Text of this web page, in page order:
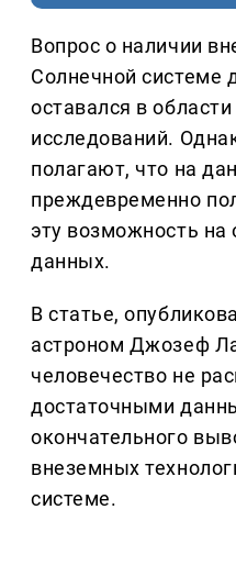
Вопрос о наличии
Солнечной системе
оставался в
исследований.
полагают, что на
преждевременно
эту возможность
данных.
В статье,
астроном Джозеф
человечество не
достаточными
окончательного
внеземных
системе.